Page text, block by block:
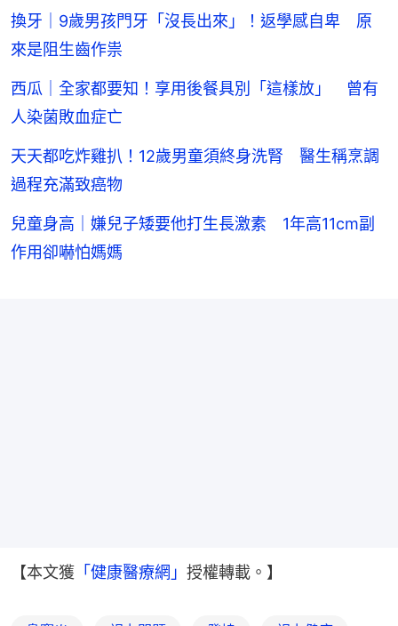
換牙｜9歲男孩門牙「沒長出來」！返學感自卑 原
來是阻生齒作祟
西瓜｜全家都要知！享用後餐具別「這樣放」 曾有
人染菌敗血症亡
天天都吃炸雞扒！12歲男童須終身洗腎 醫生稱烹調
過程充滿致癌物
兒童身高｜嫌兒子矮要他打生長激素 1年高11cm副
作用卻嚇怕媽媽
【本文獲 「健康醫療網」 授權轉載。】